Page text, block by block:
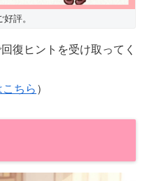
評。
復ヒントを受け取ってく
ちら ）